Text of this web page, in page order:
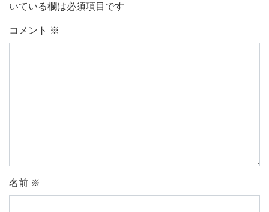
いている欄は必須項目です
コメント ※
名前 ※